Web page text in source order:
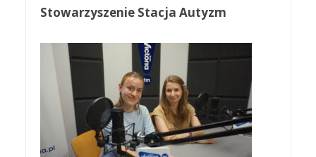
Stowarzyszenie Stacja Autyzm